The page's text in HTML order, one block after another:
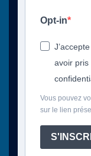
Opt-in
avoir pris
Vous pouvez
sur le lien